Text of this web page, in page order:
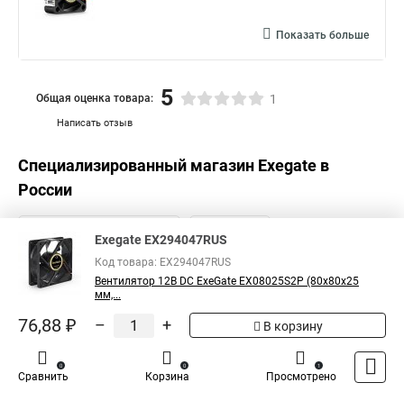
Показать больше
Написать отзыв
Общая оценка товара: 5 1
Специализированный магазин Exegate в
России
Exegate EX294047RUS
Код товара: EX294047RUS
Вентилятор 12В DC ExeGate EX08025S2P (80x80x25
мм,...
76,88 ₽ – + В корзину
Сравнить
0
Корзина
0
Просмотрено
1